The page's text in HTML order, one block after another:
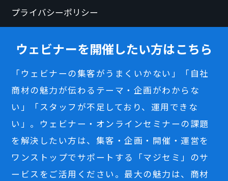
プライバシーポリシー
ウェビナーを開催したい方はこちら
「ウェビナーの集客がうまくいかない」「自社
商材の魅力が伝わるテーマ・企画がわからな
い」「スタッフが不足しており、運用できな
い」。ウェビナー・オンラインセミナーの課題
を解決したい方は、集客・企画・開催・運営を
ワンストップでサポートする「マジセミ」のサ
ービスをご活用ください。最大の魅力は、商材